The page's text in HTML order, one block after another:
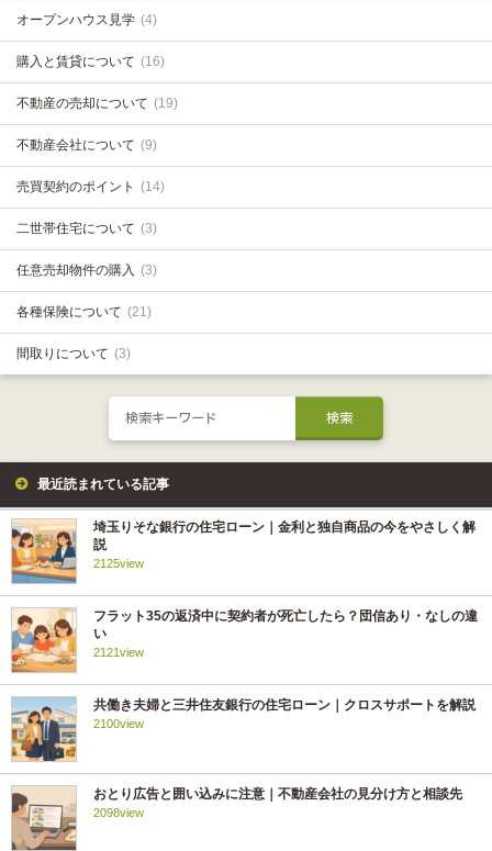
オープンハウス見学 (4)
購入と賃貸について (16)
不動産の売却について (19)
不動産会社について (9)
売買契約のポイント (14)
二世帯住宅について (3)
任意売却物件の購入 (3)
各種保険について (21)
間取りについて (3)
最近読まれている記事
埼玉りそな銀行の住宅ローン｜金利と独自商品の今をやさしく解
説
2125view
フラット35の返済中に契約者が死亡したら？団信あり・なしの違
い
2121view
共働き夫婦と三井住友銀行の住宅ローン｜クロスサポートを解説
2100view
おとり広告と囲い込みに注意｜不動産会社の見分け方と相談先
2098view